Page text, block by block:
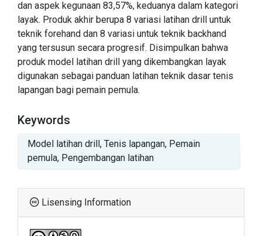
dan aspek kegunaan 83,57%, keduanya dalam kategori
layak. Produk akhir berupa 8 variasi latihan drill untuk
teknik forehand dan 8 variasi untuk teknik backhand
yang tersusun secara progresif. Disimpulkan bahwa
produk model latihan drill yang dikembangkan layak
digunakan sebagai panduan latihan teknik dasar tenis
lapangan bagi pemain pemula.
Keywords
Model latihan drill, Tenis lapangan, Pemain
pemula, Pengembangan latihan
Lisensing Information